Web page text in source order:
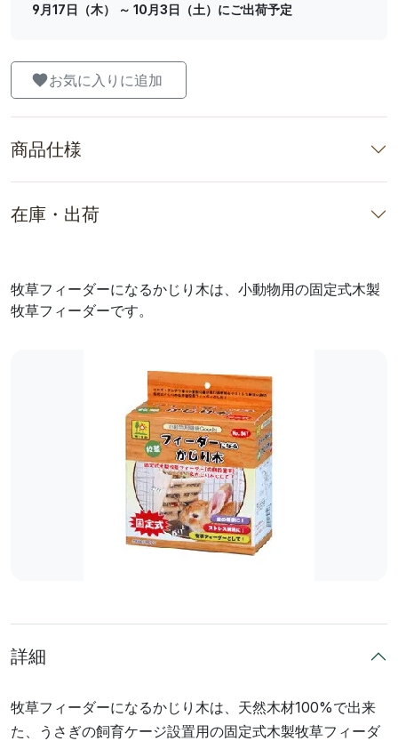
9月17日（木） ～ 10月3日（土）にご出荷予定
お気に入りに追加
商品仕様
在庫・出荷
牧草フィーダーになるかじり木は、小動物用の固定式木製
牧草フィーダーです。
詳細
牧草フィーダーになるかじり木は、天然木材100%で出来
た、うさぎの飼育ケージ設置用の固定式木製牧草フィーダ